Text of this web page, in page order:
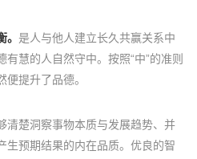
是人与他人建立长久共赢关系中
有慧的人自然守中。按照“中”的准则
提升了品德。
清楚洞察事物本质与发展趋势、并
生预期结果的内在品质。优良的智